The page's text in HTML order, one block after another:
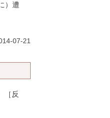
）遭
07-21
［反